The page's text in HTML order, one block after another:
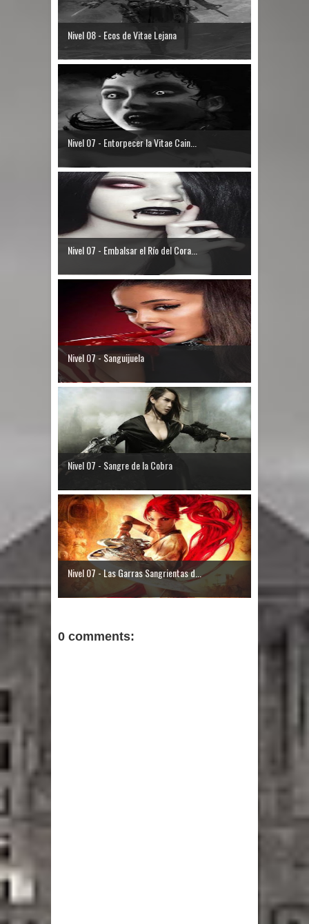
Nivel 08 - Ecos de Vitae Lejana
Nivel 07 - Entorpecer la Vitae Cain...
Nivel 07 - Embalsar el Río del Cora...
Nivel 07 - Sanguijuela
Nivel 07 - Sangre de la Cobra
Nivel 07 - Las Garras Sangrientas d...
0 comments: